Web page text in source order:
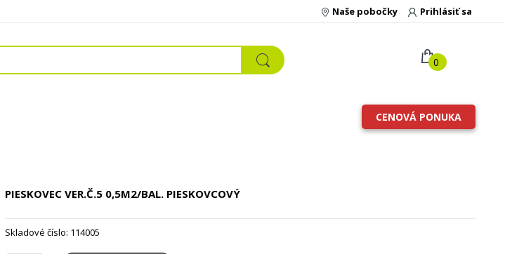
Prihlásiť sa
Naše pobočky
0
CENOVÁ PONUKA
PIESKOVEC VER.Č.5 0,5M2/BAL. PIESKOVCOVÝ
Skladové číslo: 114005